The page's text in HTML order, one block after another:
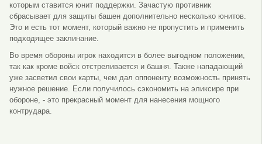
которым ставится юнит поддержки. Зачастую противник
сбрасывает для защиты башен дополнительно несколько юнитов.
Это и есть тот момент, который важно не пропустить и применить
подходящее заклинание.
Во время обороны игрок находится в более выгодном положении,
так как кроме войск отстреливается и башня. Также нападающий
уже засветил свои карты, чем дал оппоненту возможность принять
нужное решение. Если получилось сэкономить на эликсире при
обороне, - это прекрасный момент для нанесения мощного
контрудара.